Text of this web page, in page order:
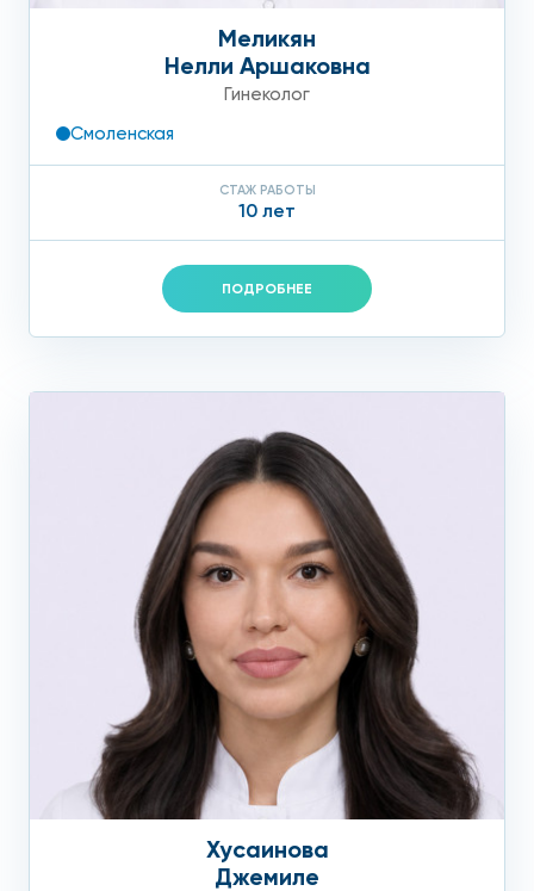
Меликян
Нелли Аршаковна
Гинеколог
Смоленская
СТАЖ РАБОТЫ
10 лет
ПОДРОБНЕЕ
Хусаинова
Джемиле